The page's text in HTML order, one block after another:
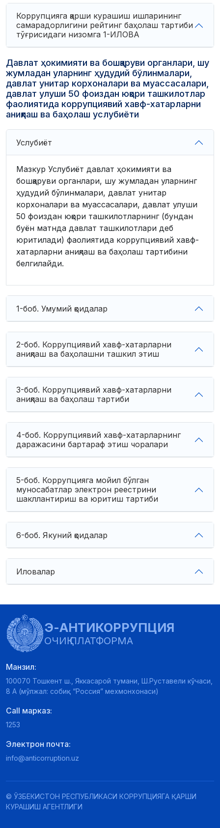
Коррупцияга қарши курашиш ишларининг
самарадорлигини рейтинг баҳолаш тартиби
тўғрисидаги низомга 1-ИЛОВА
Давлат ҳокимияти ва бошқаруви органлари, шу
жумладан уларнинг ҳудудий бўлинмалари,
давлат унитар корхоналари ва муассасалари,
давлат улуши 50 фоиздан юқори ташкилотлар
фаолиятида коррупциявий хавф-хатарларни
аниқлаш ва баҳолаш услубиёти
Услубиёт
Мазкур Услубиёт давлат ҳокимияти ва
бошқаруви органлари, шу жумладан уларнинг
ҳудудий бўлинмалари, давлат унитар
корхоналари ва муассасалари, давлат улуши
50 фоиздан юқори ташкилотларнинг (бундан
буён матнда давлат ташкилотлари деб
юритилади) фаолиятида коррупциявий хавф-
хатарларни аниқлаш ва баҳолаш тартибини
белгилайди.
1-боб. Умумий қоидалар
2-боб. Коррупциявий хавф-хатарларни
аниқлаш ва баҳолашни ташкил этиш
3-боб. Коррупциявий хавф-хатарларни
аниқлаш ва баҳолаш тартиби
4-боб. Коррупциявий хавф-хатарларнинг
даражасини бартараф этиш чоралари
5-боб. Коррупцияга мойил бўлган
муносабатлар электрон реестрини
шакллантириш ва юритиш тартиби
6-боб. Якуний қоидалар
Иловалар
Э-АНТИКОРРУПЦИЯ
ОЧИҚ ПЛАТФОРМА
Манзил:
100070 Тошкент ш., Яккасарой тумани, Ш.Руставели кўчаси,
8 А (мўлжал: собиқ “Россия” мехмонхонаси)
Call марказ:
1253
Электрон почта:
info@anticorruption.uz
© ЎЗБЕКИСТОН РЕСПУБЛИКАСИ КОРРУПЦИЯГА ҚАРШИ
КУРАШИШ АГЕНТЛИГИ